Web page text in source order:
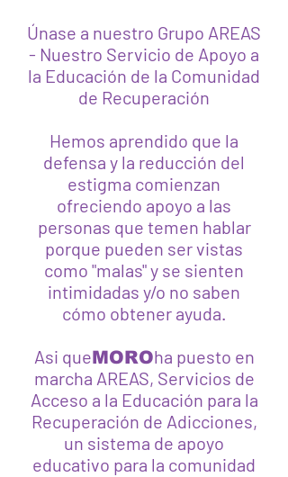
Únase a nuestro Grupo AREAS
- Nuestro Servicio de Apoyo a
la Educación de la Comunidad
de Recuperación
Hemos aprendido que la
defensa y la reducción del
estigma comienzan
ofreciendo apoyo a las
personas que temen hablar
porque pueden ser vistas
como "malas" y se sienten
intimidadas y/o no saben
cómo obtener ayuda.
Asi queMOROha puesto en
marcha AREAS, Servicios de
Acceso a la Educación para la
Recuperación de Adicciones,
un sistema de apoyo
educativo para la comunidad